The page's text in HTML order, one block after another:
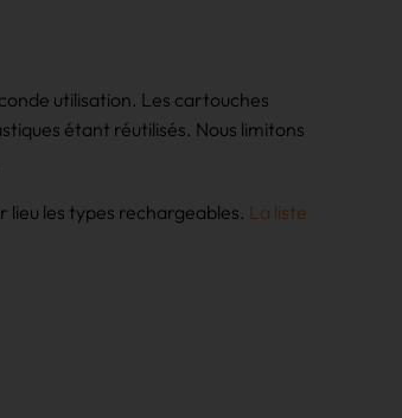
utilisation. Les cartouches
étant réutilisés. Nous limitons
lieu les types rechargeables. La liste